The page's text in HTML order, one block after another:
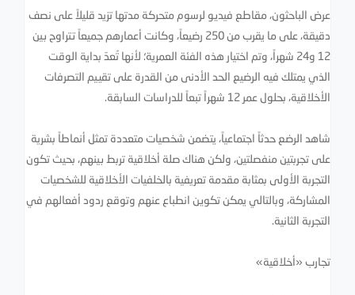
عرض الباحثون، مقاطع فيديو لرسوم متحركة مدتها تزيد قليلاً على نصف
دقيقة، على ما يقرب من 250 رضيعاً، وكانت أعمارهم جميعاً تتراوح بين
12 و24 شهراً، وتم اختيار هذه الفئة العمرية؛ لأنها تُعدّ بداية الوقت
الذي يمتلك فيه الرضيع الحد الأدنى من القدرة على تقييم التصرفات
الأخلاقية، بحلول عمر 12 شهراً تبعاً للدراسات السابقة.
شاهد الرضع حدثاً اجتماعياً، يتضمن شخصيات متعددة تمثل أنماطاً بشرية
على تجربتين منفصلتين، ولكن هناك صلة أخلاقية تربط بينهم، بحيث تكون
التجربة الأولى بمثابة مقدمة تعريفية بالخلفيات الأخلاقية للشخصيات
المشاركة، وبالتالي يمكن تكوين انطباع عنهم وتوقع ردود أفعالهم في
التجربة الثانية.
تجارب «أخلاقية»